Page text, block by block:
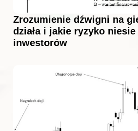
Zrozumienie dźwigni na
działa i jakie ryzyko niesie
inwestorów